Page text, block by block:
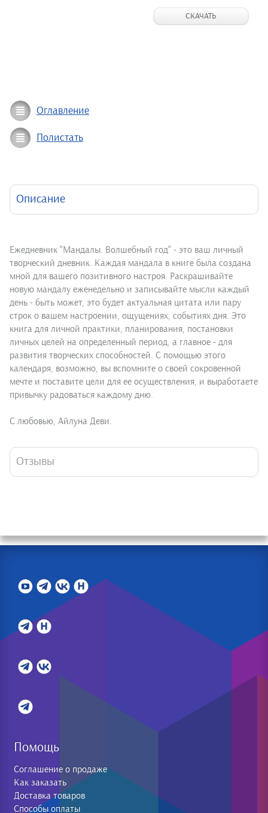
СКАЧАТЬ
Оглавление
Полистать
Описание
Ежедневник "Мандалы. Волшебный год" - это ваш личный
творческий дневник. Каждая мандала в книге была создана
мной для вашего позитивного настроя. Раскрашивайте
новую мандалу еженедельно и записывайте мысли каждый
день - быть может, это будет актуальная цитата или пару
строк о вашем настроении, ощущениях, событиях дня. Это
книга для личной практики, планирования, постановки
личных целей на определенный период, а главное - для
развития творческих способностей. С помощью этого
календаря, возможно, вы вспомните о своей сокровенной
мечте и поставите цели для ее осуществления, и выработаете
привычку радоваться каждому дню.
С любовью, Айлуна Деви.
Отзывы
Помощь
Соглашение о продаже
Как заказать
Доставка товаров
Способы оплаты